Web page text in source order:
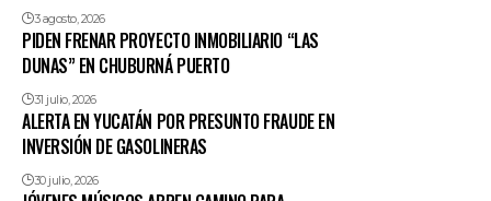
3 agosto, 2026
PIDEN FRENAR PROYECTO INMOBILIARIO “LAS
DUNAS” EN CHUBURNÁ PUERTO
31 julio, 2026
ALERTA EN YUCATÁN POR PRESUNTO FRAUDE EN
INVERSIÓN DE GASOLINERAS
30 julio, 2026